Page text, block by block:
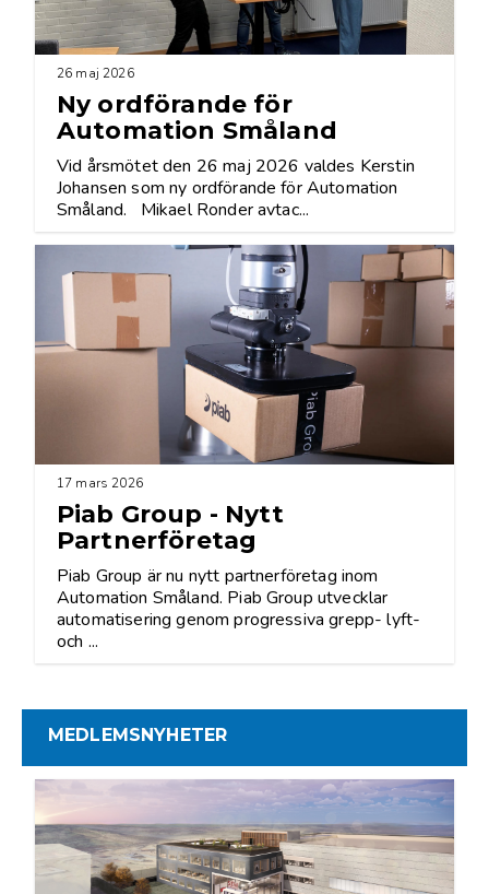
26 maj 2026
Ny ordförande för
Automation Småland
Vid årsmötet den 26 maj 2026 valdes Kerstin
Johansen som ny ordförande för Automation
Småland. Mikael Ronder avtac...
17 mars 2026
Piab Group - Nytt
Partnerföretag
Piab Group är nu nytt partnerföretag inom
Automation Småland. Piab Group utvecklar
automatisering genom progressiva grepp- lyft-
och ...
MEDLEMSNYHETER